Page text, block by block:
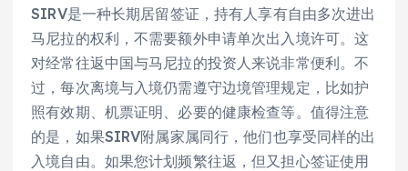
SIRV是一种长期居留签证，持有人享有自由多次进出
马尼拉的权利，不需要额外申请单次出入境许可。这
对经常往返中国与马尼拉的投资人来说非常便利。不
过，每次离境与入境仍需遵守边境管理规定，比如护
照有效期、机票证明、必要的健康检查等。值得注意
的是，如果SIRV附属家属同行，他们也享受同样的出
入境自由。如果您计划频繁往返，但又担心签证使用